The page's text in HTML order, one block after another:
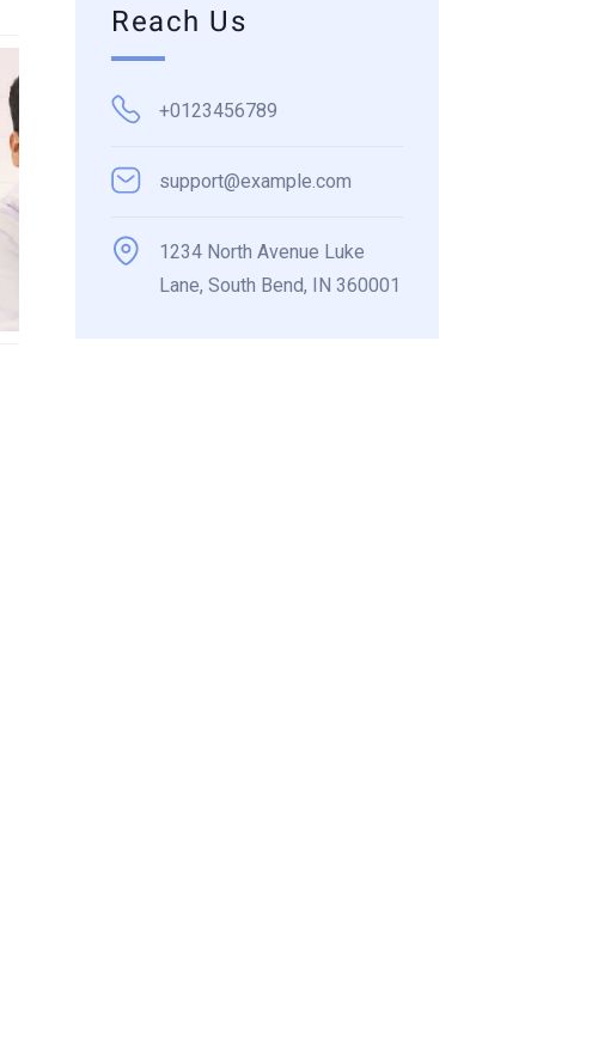
Nataly Botiquín
OFTALMOPEDIATRA
Reach Us
+0123456789
support@example.com
1234 North Avenue Luke
Lane, South Bend, IN 360001